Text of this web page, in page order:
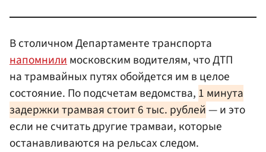
В столичном Департаменте транспорта
напомнилимосковским водителям, что ДТП
на трамвайных путях обойдется им в целое
состояние. По подсчетам ведомства, 1 минута
задержки трамвая стоит 6 тыс. рублей— и это
если не считать другие трамваи, которые
останавливаются на рельсах следом.